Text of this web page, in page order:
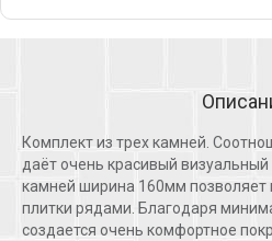
Комплект из трех камней.
даёт очень красивый
камней ширина 160мм позволяет
плитки рядами. Благодаря
создается очень комфортное